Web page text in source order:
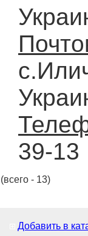
39-13
(всего - 13)
Добавить в